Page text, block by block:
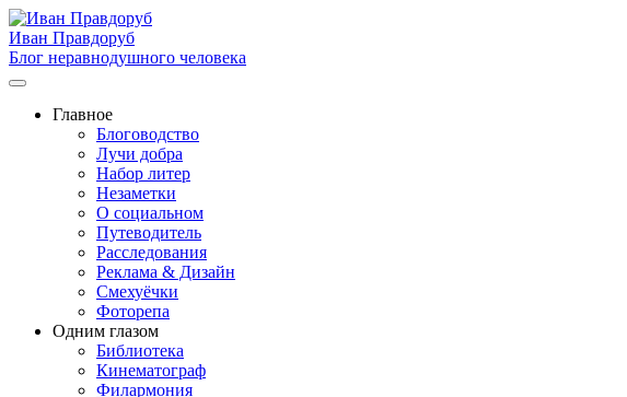
Иван Правдоруб
Блог неравнодушного человека
Главное
Блоговодство
Лучи добра
Набор литер
Незаметки
О социальном
Путеводитель
Расследования
Реклама & Дизайн
Смехуёчки
Фоторепа
Одним глазом
Библиотека
Кинематограф
Филармония